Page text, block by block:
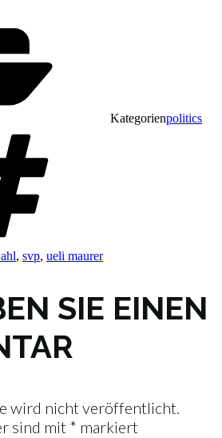
Kategorienpolitics
, svp, ueli maurer
SIE EINEN
wird nicht veröffentlicht.
sind mit * markiert